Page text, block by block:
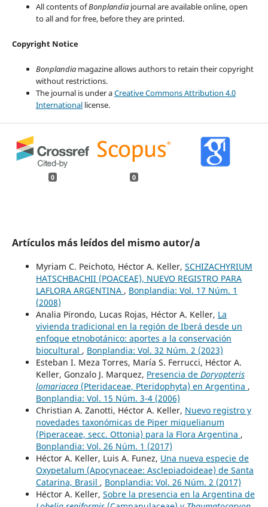
All contents ofBonplandiajournal are available online, open
to all and for free, before they are printed.
Copyright Notice
Bonplandiamagazine allows authors to retain their copyright
without restrictions.
The journal is under aCreative Commons Attribution 4.0
Internationallicense.
0 0
Artículos más leídos del mismo autor/a
Myriam C. Peichoto, Héctor A. Keller, SCHIZACHYRIUM
HATSCHBACHII (POACEAE), NUEVO REGISTRO PARA
LAFLORA ARGENTINA , Bonplandia: Vol. 17 Núm. 1
(2008)
Analia Pirondo, Lucas Rojas, Héctor A. Keller, La
vivienda tradicional en la región de Iberá desde un
enfoque etnobotánico: aportes a la conservación
biocultural , Bonplandia: Vol. 32 Núm. 2 (2023)
Esteban I. Meza Torres, María S. Ferrucci, Héctor A.
Keller, Gonzalo J. Marquez, Presencia de Doryopteris
lomariacea(Pteridaceae, Pteridophyta) en Argentina ,
Bonplandia: Vol. 15 Núm. 3-4 (2006)
Christian A. Zanotti, Héctor A. Keller, Nuevo registro y
novedades taxonómicas de Piper miquelianum
(Piperaceae, secc. Ottonia) para la Flora Argentina ,
Bonplandia: Vol. 26 Núm. 1 (2017)
Héctor A. Keller, Luis A. Funez, Una nueva especie de
Oxypetalum (Apocynaceae: Asclepiadoideae) de Santa
Catarina, Brasil , Bonplandia: Vol. 26 Núm. 2 (2017)
Héctor A. Keller, Sobre la presencia en la Argentina de